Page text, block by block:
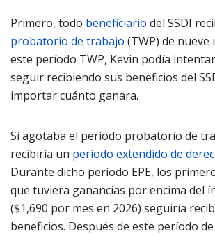
Primero, todo beneficiario del SSDI
probatorio de trabajo (TWP) de nueve
este período TWP, Kevin podía
seguir recibiendo sus beneficios del
importar cuánto ganara.
Si agotaba el período probatorio de
recibiría un período extendido de
Durante dicho período EPE, los
que tuviera ganancias por encima del
($1,690 por mes en 2026) seguiría
beneficios. Después de este período